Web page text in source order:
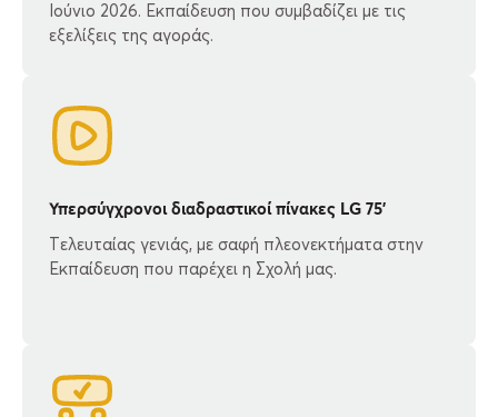
Ιούνιο 2026. Εκπαίδευση που συμβαδίζει με τις
εξελίξεις της αγοράς.
Υπερσύγχρονοι διαδραστικοί πίνακες LG 75’
Tελευταίας γενιάς, με σαφή πλεονεκτήματα στην
Εκπαίδευση που παρέχει η Σχολή μας.